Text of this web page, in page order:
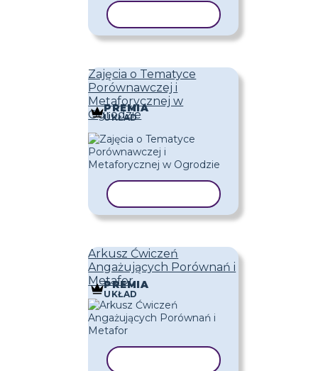
Zajęcia o Tematyce
Porównawczej i
Metaforycznej w
Ogrodzie
PREMIA
UKŁAD
Arkusz Ćwiczeń
Angażujących Porównań i
Metafor
PREMIA
UKŁAD